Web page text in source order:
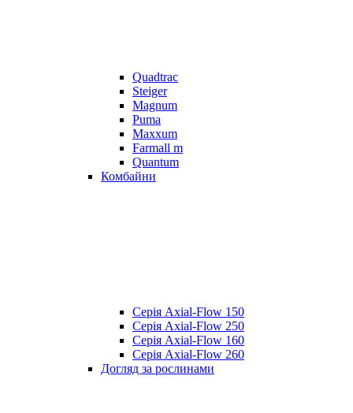
Quadtrac
Steiger
Magnum
Puma
Maxxum
Farmall m
Quantum
Комбайни
Серія Axial-Flow 150
Серія Axial-Flow 250
Серія Axial-Flow 160
Серія Axial-Flow 260
Догляд за рослинами